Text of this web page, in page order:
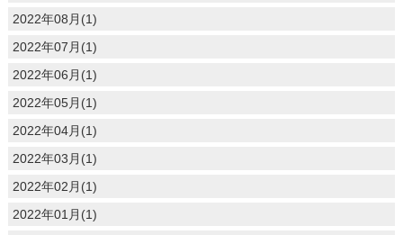
2022年08月(1)
2022年07月(1)
2022年06月(1)
2022年05月(1)
2022年04月(1)
2022年03月(1)
2022年02月(1)
2022年01月(1)